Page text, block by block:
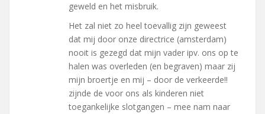
geweld en het misbruik.
Het zal niet zo heel toevallig zijn geweest
dat mij door onze directrice (amsterdam)
nooit is gezegd dat mijn vader ipv. ons op te
halen was overleden (en begraven) maar zij
mijn broertje en mij – door de verkeerde!!
zijnde de voor ons als kinderen niet
toegankelijke slotgangen – mee nam naar